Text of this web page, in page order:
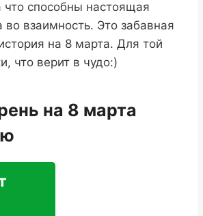
способны настоящая
взаимность. Это забавная
на 8 марта. Для той
что верит в чудо:)
на 8 марта